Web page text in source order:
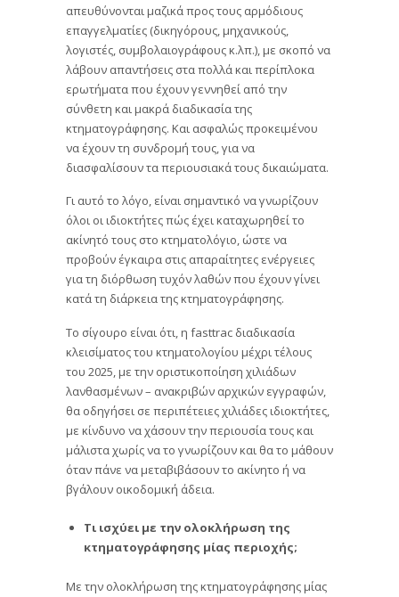
απευθύνονται μαζικά προς τους αρμόδιους
επαγγελματίες (δικηγόρους, μηχανικούς,
λογιστές, συμβολαιογράφους κ.λπ.), με σκοπό να
λάβουν απαντήσεις στα πολλά και περίπλοκα
ερωτήματα που έχουν γεννηθεί από την
σύνθετη και μακρά διαδικασία της
κτηματογράφησης. Και ασφαλώς προκειμένου
να έχουν τη συνδρομή τους, για να
διασφαλίσουν τα περιουσιακά τους δικαιώματα.
Γι αυτό το λόγο, είναι σημαντικό να γνωρίζουν
όλοι οι ιδιοκτήτες πώς έχει καταχωρηθεί το
ακίνητό τους στο κτηματολόγιο, ώστε να
προβούν έγκαιρα στις απαραίτητες ενέργειες
για τη διόρθωση τυχόν λαθών που έχουν γίνει
κατά τη διάρκεια της κτηματογράφησης.
Το σίγουρο είναι ότι, η fasttrac διαδικασία
κλεισίματος του κτηματολογίου μέχρι τέλους
του 2025, με την οριστικοποίηση χιλιάδων
λανθασμένων – ανακριβών αρχικών εγγραφών,
θα οδηγήσει σε περιπέτειες χιλιάδες ιδιοκτήτες,
με κίνδυνο να χάσουν την περιουσία τους και
μάλιστα χωρίς να το γνωρίζουν και θα το μάθουν
όταν πάνε να μεταβιβάσουν το ακίνητο ή να
βγάλουν οικοδομική άδεια.
Τι ισχύει με την ολοκλήρωση της
κτηματογράφησης μίας περιοχής;
Με την ολοκλήρωση της κτηματογράφησης μίας